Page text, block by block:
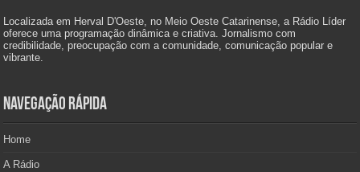
Localizada em Herval D'Oeste, no Meio Oeste Catarinense, a Rádio Líder
oferece uma programação dinâmica e criativa. Jornalismo com
credibilidade, preocupação com a comunidade, comunicação popular e
vibrante.
Navegação Rápida
Home
A Rádio